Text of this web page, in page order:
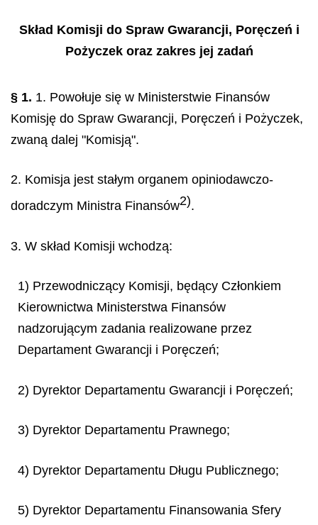
Skład Komisji do Spraw Gwarancji, Poręczeń i
Pożyczek oraz zakres jej zadań
§ 1. 1. Powołuje się w Ministerstwie Finansów
Komisję do Spraw Gwarancji, Poręczeń i Pożyczek,
zwaną dalej "Komisją".
2. Komisja jest stałym organem opiniodawczo-
doradczym Ministra Finansów2).
3. W skład Komisji wchodzą:
1) Przewodniczący Komisji, będący Członkiem
Kierownictwa Ministerstwa Finansów
nadzorującym zadania realizowane przez
Departament Gwarancji i Poręczeń;
2) Dyrektor Departamentu Gwarancji i Poręczeń;
3) Dyrektor Departamentu Prawnego;
4) Dyrektor Departamentu Długu Publicznego;
5) Dyrektor Departamentu Finansowania Sfery